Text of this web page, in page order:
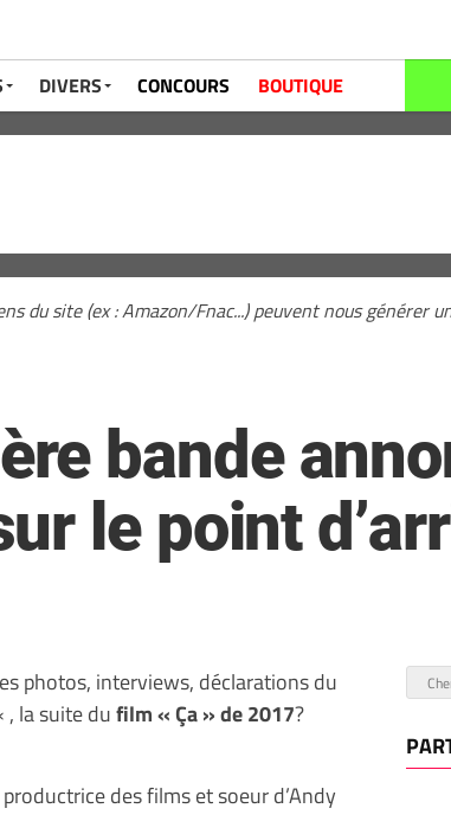
DIVERS CONCOURS BOUTIQUE
du site (ex : Amazon/Fnac...) peuvent nous générer
bande
le point
photos, interviews, déclarations du
, la suite dufilm « Ça » de 2017?
des films et soeur d’Andy